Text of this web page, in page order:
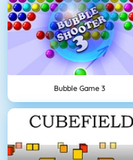
Bubble Game 3